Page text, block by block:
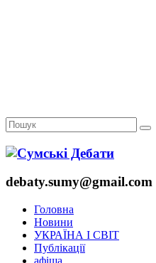
debaty.sumy@gmail.com
Головна
Новини
УКРАЇНА І СВІТ
Публікації